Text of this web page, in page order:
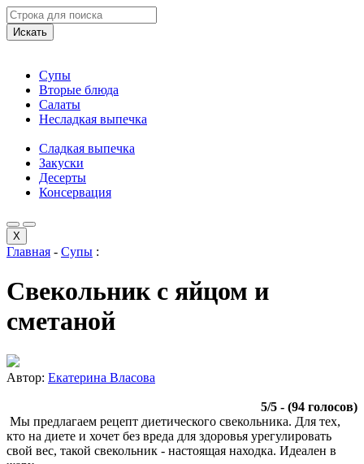
Искать
Супы
Вторые блюда
Салаты
Несладкая выпечка
Сладкая выпечка
Закуски
Десерты
Консервация
X
Главная - Супы :
Свекольник с яйцом и
сметаной
Автор: Екатерина Власова
5/5 - (94 голосов)
Мы предлагаем рецепт диетического свекольника. Для тех,
кто на диете и хочет без вреда для здоровья урегулировать
свой вес, такой свекольник - настоящая находка. Идеален в